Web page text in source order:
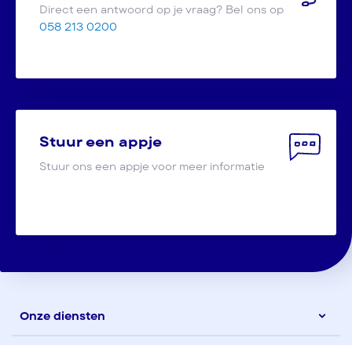
Direct een antwoord op je vraag? Bel ons op
058 213 0200
Stuur een appje
Stuur ons een appje voor meer informatie
Onze diensten